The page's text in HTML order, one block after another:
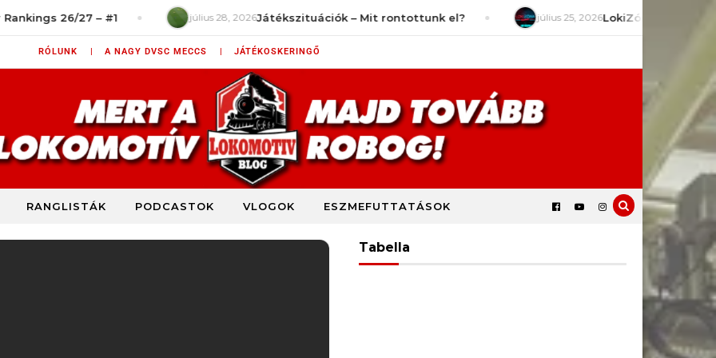
26/27 – #1 július 28, 2026Játékszituációk – Mit rontottunk el? július 25, 2026LokiZóna [S9E2] – Mit
RÓLUNK | A NAGY DVSC MECCS | JÁTÉKOSKERINGŐ
DVSC szurkolói blog
RANGLISTÁK PODCASTOK VLOGOK ESZMEFUTTATÁSOK
Tabella